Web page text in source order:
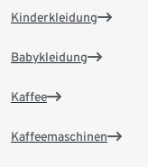
Kinderkleidung
Babykleidung
Kaffee
Kaffeemaschinen